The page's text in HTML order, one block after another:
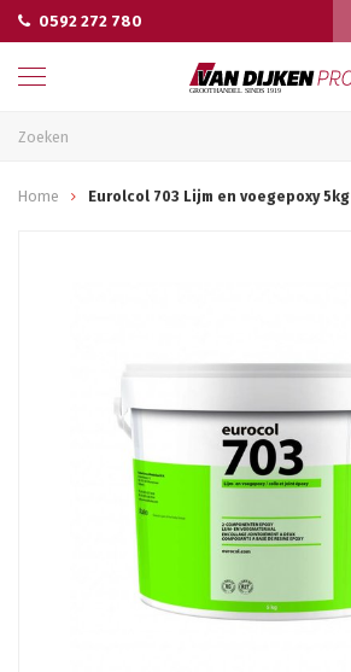
0592 272 780
Home Eurolcol 703 Lijm en voegepoxy 5kg